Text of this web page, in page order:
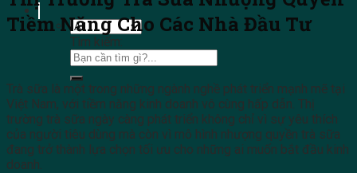
Tìm kiếm:
Tiềm Năng Cho Các Nhà Đầu Tư
Trà sữa là một trong những ngành nghề phát triển mạnh mẽ tại
Việt Nam, với tiềm năng kinh doanh vô cùng hấp dẫn. Thị
trường trà sữa ngày càng phát triển không chỉ vì sự yêu thích
của người tiêu dùng mà còn vì mô hình nhượng quyền trà sữa
đang trở thành lựa chọn tối ưu cho những ai muốn bắt đầu kinh
doanh.